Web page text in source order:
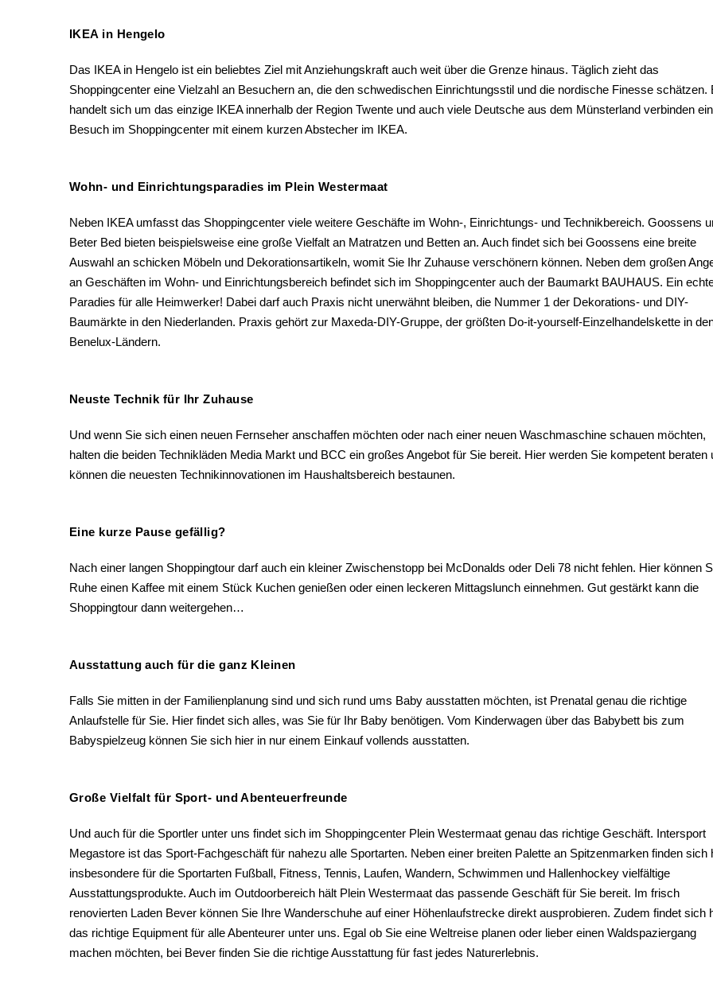
IKEA in Hengelo
Das IKEA in Hengelo ist ein beliebtes Ziel mit Anziehungskraft auch weit über die Grenze hinaus. Täglich zieht das
Shoppingcenter eine Vielzahl an Besuchern an, die den schwedischen Einrichtungsstil und die nordische Finesse schätzen.
handelt sich um das einzige IKEA innerhalb der Region Twente und auch viele Deutsche aus dem Münsterland verbinden
Besuch im Shoppingcenter mit einem kurzen Abstecher im IKEA.
Wohn- und Einrichtungsparadies im Plein Westermaat
Neben IKEA umfasst das Shoppingcenter viele weitere Geschäfte im Wohn-, Einrichtungs- und Technikbereich. Goossens
Beter Bed bieten beispielsweise eine große Vielfalt an Matratzen und Betten an. Auch findet sich bei Goossens eine breite
Auswahl an schicken Möbeln und Dekorationsartikeln, womit Sie Ihr Zuhause verschönern können. Neben dem großen
an Geschäften im Wohn- und Einrichtungsbereich befindet sich im Shoppingcenter auch der Baumarkt BAUHAUS. Ein
Paradies für alle Heimwerker! Dabei darf auch Praxis nicht unerwähnt bleiben, die Nummer 1 der Dekorations- und DIY-
Baumärkte in den Niederlanden. Praxis gehört zur Maxeda-DIY-Gruppe, der größten Do-it-yourself-Einzelhandelskette in
Benelux-Ländern.
Neuste Technik für Ihr Zuhause
Und wenn Sie sich einen neuen Fernseher anschaffen möchten oder nach einer neuen Waschmaschine schauen möchten,
halten die beiden Technikläden Media Markt und BCC ein großes Angebot für Sie bereit. Hier werden Sie kompetent beraten
können die neuesten Technikinnovationen im Haushaltsbereich bestaunen.
Eine kurze Pause gefällig?
Nach einer langen Shoppingtour darf auch ein kleiner Zwischenstopp bei McDonalds oder Deli 78 nicht fehlen. Hier können
Ruhe einen Kaffee mit einem Stück Kuchen genießen oder einen leckeren Mittagslunch einnehmen. Gut gestärkt kann die
Shoppingtour dann weitergehen…
Ausstattung auch für die ganz Kleinen
Falls Sie mitten in der Familienplanung sind und sich rund ums Baby ausstatten möchten, ist Prenatal genau die richtige
Anlaufstelle für Sie. Hier findet sich alles, was Sie für Ihr Baby benötigen. Vom Kinderwagen über das Babybett bis zum
Babyspielzeug können Sie sich hier in nur einem Einkauf vollends ausstatten.
Große Vielfalt für Sport- und Abenteuerfreunde
Und auch für die Sportler unter uns findet sich im Shoppingcenter Plein Westermaat genau das richtige Geschäft. Intersport
Megastore ist das Sport-Fachgeschäft für nahezu alle Sportarten. Neben einer breiten Palette an Spitzenmarken finden sich
insbesondere für die Sportarten Fußball, Fitness, Tennis, Laufen, Wandern, Schwimmen und Hallenhockey vielfältige
Ausstattungsprodukte. Auch im Outdoorbereich hält Plein Westermaat das passende Geschäft für Sie bereit. Im frisch
renovierten Laden Bever können Sie Ihre Wanderschuhe auf einer Höhenlaufstrecke direkt ausprobieren. Zudem findet sich
das richtige Equipment für alle Abenteurer unter uns. Egal ob Sie eine Weltreise planen oder lieber einen Waldspaziergang
machen möchten, bei Bever finden Sie die richtige Ausstattung für fast jedes Naturerlebnis.